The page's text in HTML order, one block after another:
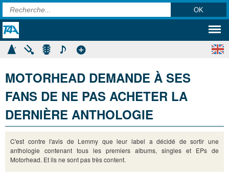
MOTORHEAD DEMANDE À SES
FANS DE NE PAS ACHETER LA
DERNIÈRE ANTHOLOGIE
C'est contre l'avis de Lemmy que leur label a décidé de sortir une
anthologie contenant tous les premiers albums, singles et EPs de
Motorhead. Et ils ne sont pas très content.